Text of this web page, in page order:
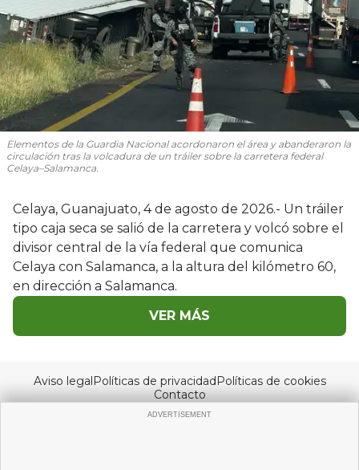
Elementos de la Guardia Nacional acordonaron el área y abanderaron la
circulación tras la volcadura de un tráiler sobre la carretera federal
Celaya–Salamanca.
Celaya, Guanajuato, 4 de agosto de 2026.- Un tráiler
tipo caja seca se salió de la carretera y volcó sobre el
divisor central de la vía federal que comunica
Celaya con Salamanca, a la altura del kilómetro 60,
en dirección a Salamanca.
VER MÁS
Aviso legalPolíticas de privacidadPolíticas de cookies
Contacto